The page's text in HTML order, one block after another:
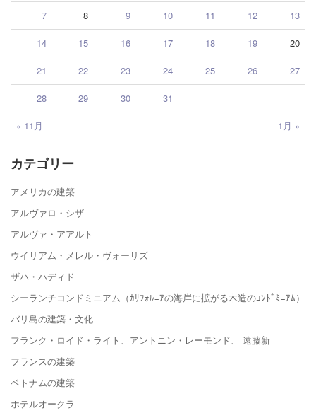
« 11月 1月 »
7 8 9 10 11 12 13
14 15 16 17 18 19 20
21 22 23 24 25 26 27
28 29 30 31
カテゴリー
アメリカの建築
アルヴァロ・シザ
アルヴァ・アアルト
ウイリアム・メレル・ヴォーリズ
ザハ・ハディド
シーランチコンドミニアム（ｶﾘﾌｫﾙﾆｱの海岸に拡がる木造のｺﾝﾄﾞﾐﾆｱﾑ）
バリ島の建築・文化
フランク・ロイド・ライト、アントニン・レーモンド、 遠藤新
フランスの建築
ベトナムの建築
ホテルオークラ